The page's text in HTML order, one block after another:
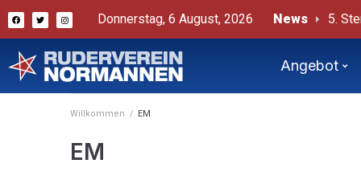
Donnerstag, 6 August, 2026 News 5.
#
Angebot
Willkommen / EM
EM